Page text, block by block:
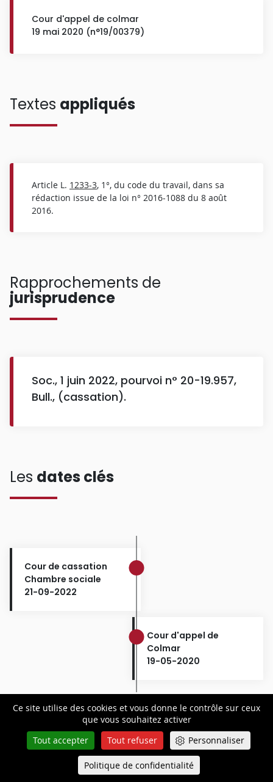
Ce site utilise des cookies et vous donne le contrôle sur ceux
que vous souhaitez activer
Tout accepter
Tout refuser Personnaliser
Politique de confidentialité
Cour d'appel de colmar
19 mai 2020 (n°19/00379)
Textes appliqués
Article L. 1233-3, 1°, du code du travail, dans sa
rédaction issue de la loi n° 2016-1088 du 8 août
2016.
Rapprochements de
jurisprudence
Soc., 1 juin 2022, pourvoi n° 20-19.957,
Bull., (cassation).
Les dates clés
Cour de cassation
Chambre sociale
21-09-2022
Cour d'appel de
Colmar
19-05-2020
RÉSULTAT PRÉCÉDENT
Queue-Fair